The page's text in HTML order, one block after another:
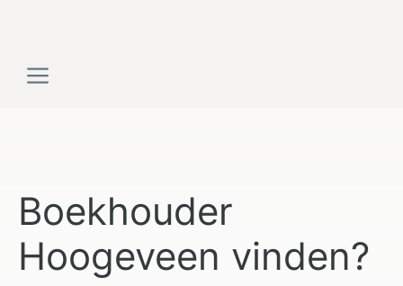
inhoudMenu
Boekhouder
Hoogeveen vinden?